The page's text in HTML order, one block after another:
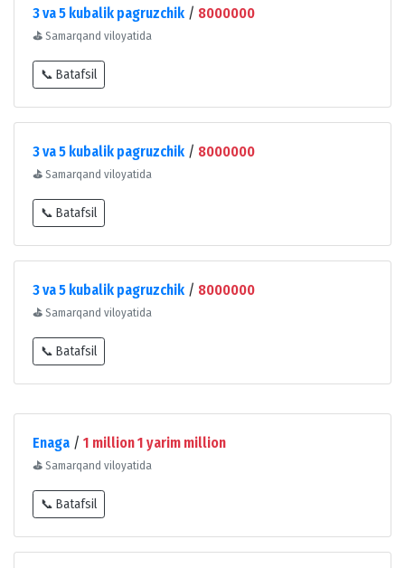
3 va 5 kubalik pagruzchik / 8000000
⛳ Samarqand viloyatida
📞 Batafsil
3 va 5 kubalik pagruzchik / 8000000
⛳ Samarqand viloyatida
📞 Batafsil
3 va 5 kubalik pagruzchik / 8000000
⛳ Samarqand viloyatida
📞 Batafsil
Enaga / 1 million 1 yarim million
⛳ Samarqand viloyatida
📞 Batafsil